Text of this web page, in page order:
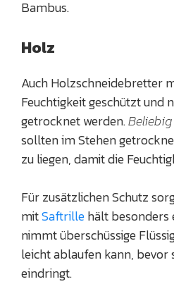
Bambus.
Holz
Auch Holzschneidebretter
Feuchtigkeit geschützt und
getrocknet werden.Beliebig
sollten im Stehen
zu liegen, damit die
Für zusätzlichen Schutz
mitSaftrillehält
nimmt überschüssige
leicht ablaufen kann, bevor
eindringt.